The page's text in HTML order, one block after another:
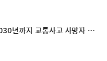
까지 교통사고 사망자 30%↓